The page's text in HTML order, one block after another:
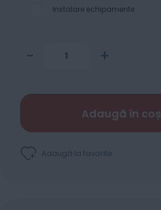
Instalare echipamente
- +
Adaugă în coș
Adaugă la favorite